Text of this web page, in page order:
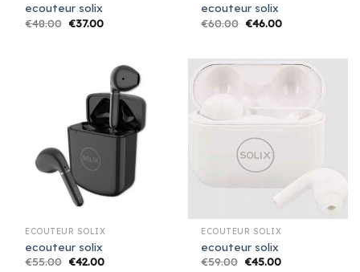
ecouteur solix
€48.00 €37.00
ecouteur solix
€60.00 €46.00
ECOUTEUR SOLIX
ecouteur solix
€55.00 €42.00
ECOUTEUR SOLIX
ecouteur solix
€59.00 €45.00